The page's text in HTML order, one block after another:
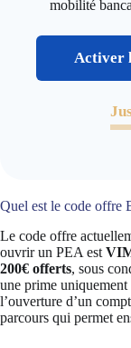
mobilité
Activer
Quel est le code offre
Le code offre
ouvrir un PEA est
200€ offerts, sous
une prime
l’ouverture d’un
parcours qui permet